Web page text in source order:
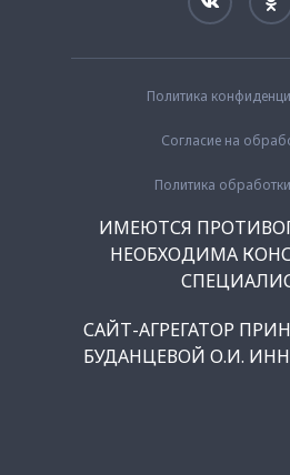
Политика
Согласие на
Политика
ИМЕЮТСЯ
НЕОБХОДИМА
САЙТ-АГРЕГАТОР
БУДАНЦЕВОЙ О.И. ИНН